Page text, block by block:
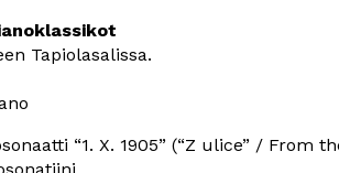
Tapiolasalissa.
“1. X. 1905” (“Z ulice” / From